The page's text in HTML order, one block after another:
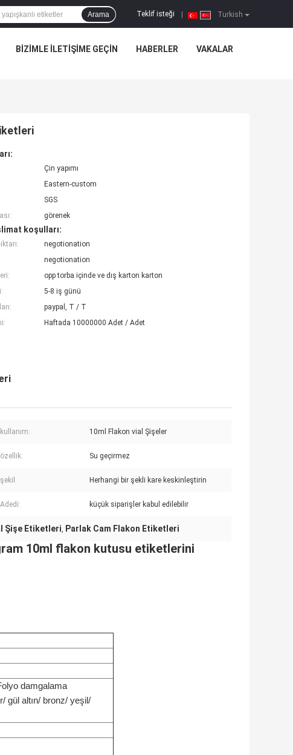
Turkish
Teklif isteği
Arama
BIZIMLE ILETIŞIME GEÇIN HABERLER VAKALAR
Çin yapımı
Eastern-custom
SGS
görenek
koşulları:
negotionation
negotionation
opp torba içinde ve dış karton karton
5-8 iş günü
paypal, T / T
Haftada 10000000 Adet / Adet
kullanım: 10ml Flakon vial Şişeler
özellik: Su geçirmez
şekil: Herhangi bir şekli kare keskinleştirin
Adedi: küçük siparişler kabul edilebilir
Şişe Etiketleri, Parlak Cam Flakon Etiketleri
10ml flakon kutusu etiketlerini
damgalama
gül altın/ bronz/ yeşil/